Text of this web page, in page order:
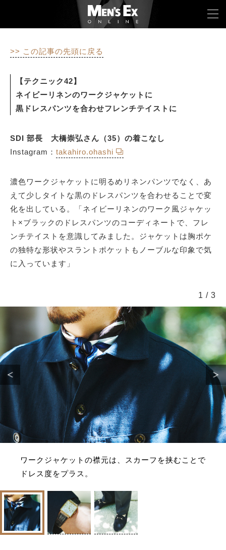
>> この記事の先頭に戻る
【テクニック42】
ネイビーリネンのワークジャケットに
黒ドレスパンツを合わせフレンチテイストに
SDI 部長 大橋崇弘さん（35）の着こなし
Instagram： takahiro.ohashi
濃色ワークジャケットに明るめリネンパンツでなく、あ
えて少しタイトな黒のドレスパンツを合わせることで変
化を出している。「ネイビーリネンのワーク風ジャケッ
ト×ブラックのドレスパンツのコーディネートで、フレ
ンチテイストを意識してみました。ジャケットは胸ポケ
の独特な形状やスラントポケットもノーブルな印象で気
に入っています」
ワークジャケットの襟元は、スカーフを挟むことで
ドレス度をプラス。
1 / 3
WATCH
CAR&BIKE
LIFESTYLE
COLUMN
MAGAZINE
ABOUT SITE
サイトマップ